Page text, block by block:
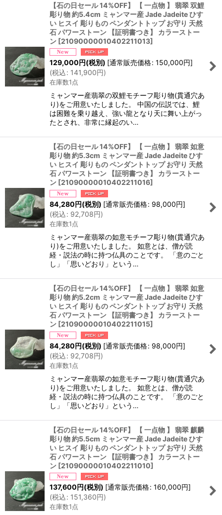
【石の日セール 14%OFF】 【 一点物 】 翡翠 双鯉
彫り物 約5.4cm ミャンマー産 Jade Jadeite ひす
い ヒスイ 彫りもの ペンダントトップ お守り 天然
石 パワーストーン 【証明書つき】 カラーストー
ン [21090000010402211013]
129,000円(税別) [通常販売価格: 150,000円]
(税込: 141,900円)
在庫数1点
ミャンマー産翡翠の双鯉モチーフ彫り物(貫通穴あ
り)をご用意いたしました。 中国の伝説では、鯉
は困難を乗り越え、強い龍となり天に舞い上がっ
たとされ、非常に縁起のい…
【石の日セール 14%OFF】 【 一点物 】 翡翠 如意
彫り物 約5.3cm ミャンマー産 Jade Jadeite ひす
い ヒスイ 彫りもの ペンダントトップ お守り 天然
石 パワーストーン 【証明書つき】 カラーストー
ン [21090000010402211016]
84,280円(税別) [通常販売価格: 98,000円]
(税込: 92,708円)
在庫数1点
ミャンマー産翡翠の如意モチーフ彫り物(貫通穴あ
り)をご用意いたしました。 如意とは、僧が読
経・説法の時に持つ仏具のことです。 「意のごと
し」「思いどおり」という…
【石の日セール 14%OFF】 【 一点物 】 翡翠 如意
彫り物 約5.2cm ミャンマー産 Jade Jadeite ひす
い ヒスイ 彫りもの ペンダントトップ お守り 天然
石 パワーストーン 【証明書つき】 カラーストー
ン [21090000010402211015]
84,280円(税別) [通常販売価格: 98,000円]
(税込: 92,708円)
在庫数1点
ミャンマー産翡翠の如意モチーフ彫り物(貫通穴あ
り)をご用意いたしました。 如意とは、僧が読
経・説法の時に持つ仏具のことです。 「意のごと
し」「思いどおり」という…
【石の日セール 14%OFF】 【 一点物 】 翡翠 麒麟
彫り物 約5.5cm ミャンマー産 Jade Jadeite ひす
い ヒスイ 彫りもの ペンダントトップ お守り 天然
石 パワーストーン 【証明書つき】 カラーストー
ン [21090000010402211010]
137,600円(税別) [通常販売価格: 160,000円]
(税込: 151,360円)
在庫数1点